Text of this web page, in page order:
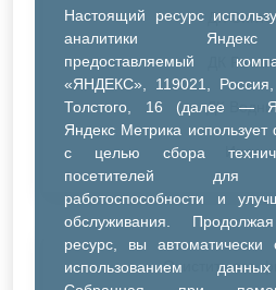
Настоящий ресурс
аналитики
предоставляемый
«ЯНДЕКС», 119021,
Толстого, 16 (далее —
Яндекс Метрика
с целью сбора
посетителей для
работоспособности и
обслуживания.
ресурс, вы автоматически
использованием
ДК
ДК
ДК
Иное
Очистить все